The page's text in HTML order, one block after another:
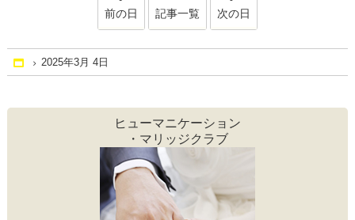
前の日 記事一覧 次の日
Home
2025年3月 4日
ヒューマニケーション
・マリッジクラブ